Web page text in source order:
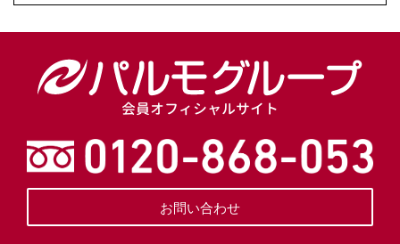
会員オフィシャルサイト
お問い合わせ